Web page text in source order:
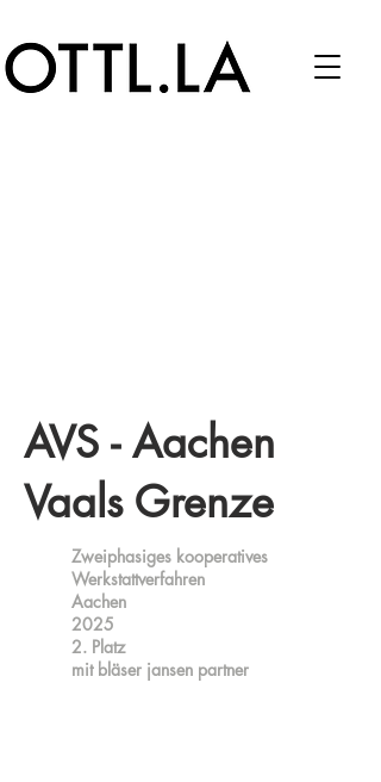
AVS - Aachen
Vaals Grenze
Zweiphasiges kooperatives
Werkstattverfahren
Aachen
2025
2. Platz
mit bläser jansen partner